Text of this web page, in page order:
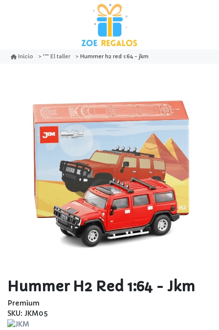
Inicio El taller Hummer h2 red 1:64 - jkm
Hummer H2 Red 1:64 - Jkm
Premium
SKU: JKM05